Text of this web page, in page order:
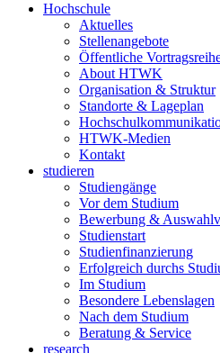
Hochschule
Aktuelles
Stellenangebote
Öffentliche
About HTWK
Organisation & Struktur
Standorte & Lageplan
HTWK-Medien
Kontakt
studieren
Studiengänge
Vor dem Studium
Bewerbung &
Studienstart
Studienfinanzierung
Erfolgreich durchs
Im Studium
Besondere Lebenslagen
Nach dem Studium
Beratung & Service
research